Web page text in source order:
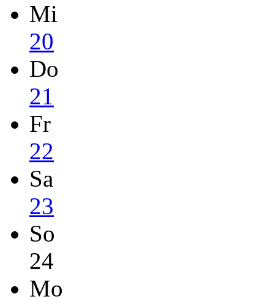
Mi
20
Do
21
Fr
22
Sa
23
So
24
Mo